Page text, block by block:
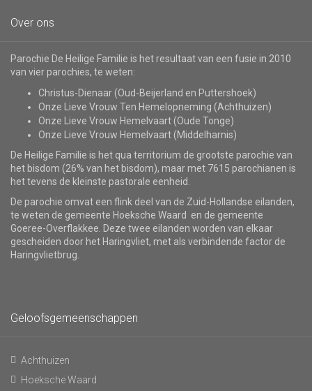
Over ons
Parochie De Heilige Familie is het resultaat van een fusie in 2010
van vier parochies, te weten:
Christus-Dienaar (Oud-Beijerland en Puttershoek)
Onze Lieve Vrouw Ten Hemelopneming (Achthuizen)
Onze Lieve Vrouw Hemelvaart (Oude Tonge)
Onze Lieve Vrouw Hemelvaart (Middelharnis)
De Heilige Familie is het qua territorium de grootste parochie van
het bisdom (26% van het bisdom), maar met 7615 parochianen is
het tevens de kleinste pastorale eenheid.
De parochie omvat een flink deel van de Zuid-Hollandse eilanden,
te weten de gemeente Hoeksche Waard en de gemeente
Goeree-Overflakkee. Deze twee eilanden worden van elkaar
gescheiden door het Haringvliet, met als verbindende factor de
Haringvlietbrug.
Geloofsgemeenschappen
Achthuizen
Hoeksche Waard